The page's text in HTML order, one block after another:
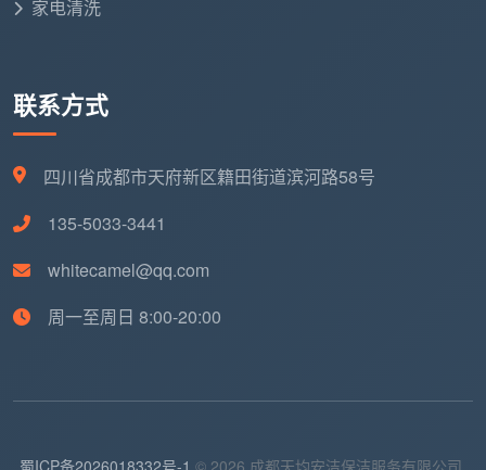
家电清洗
联系方式
四川省成都市天府新区籍田街道滨河路58号
135-5033-3441
whitecamel@qq.com
周一至周日 8:00-20:00
蜀ICP备2026018332号-1 © 2026 成都天均安洁保洁服务有限公司.